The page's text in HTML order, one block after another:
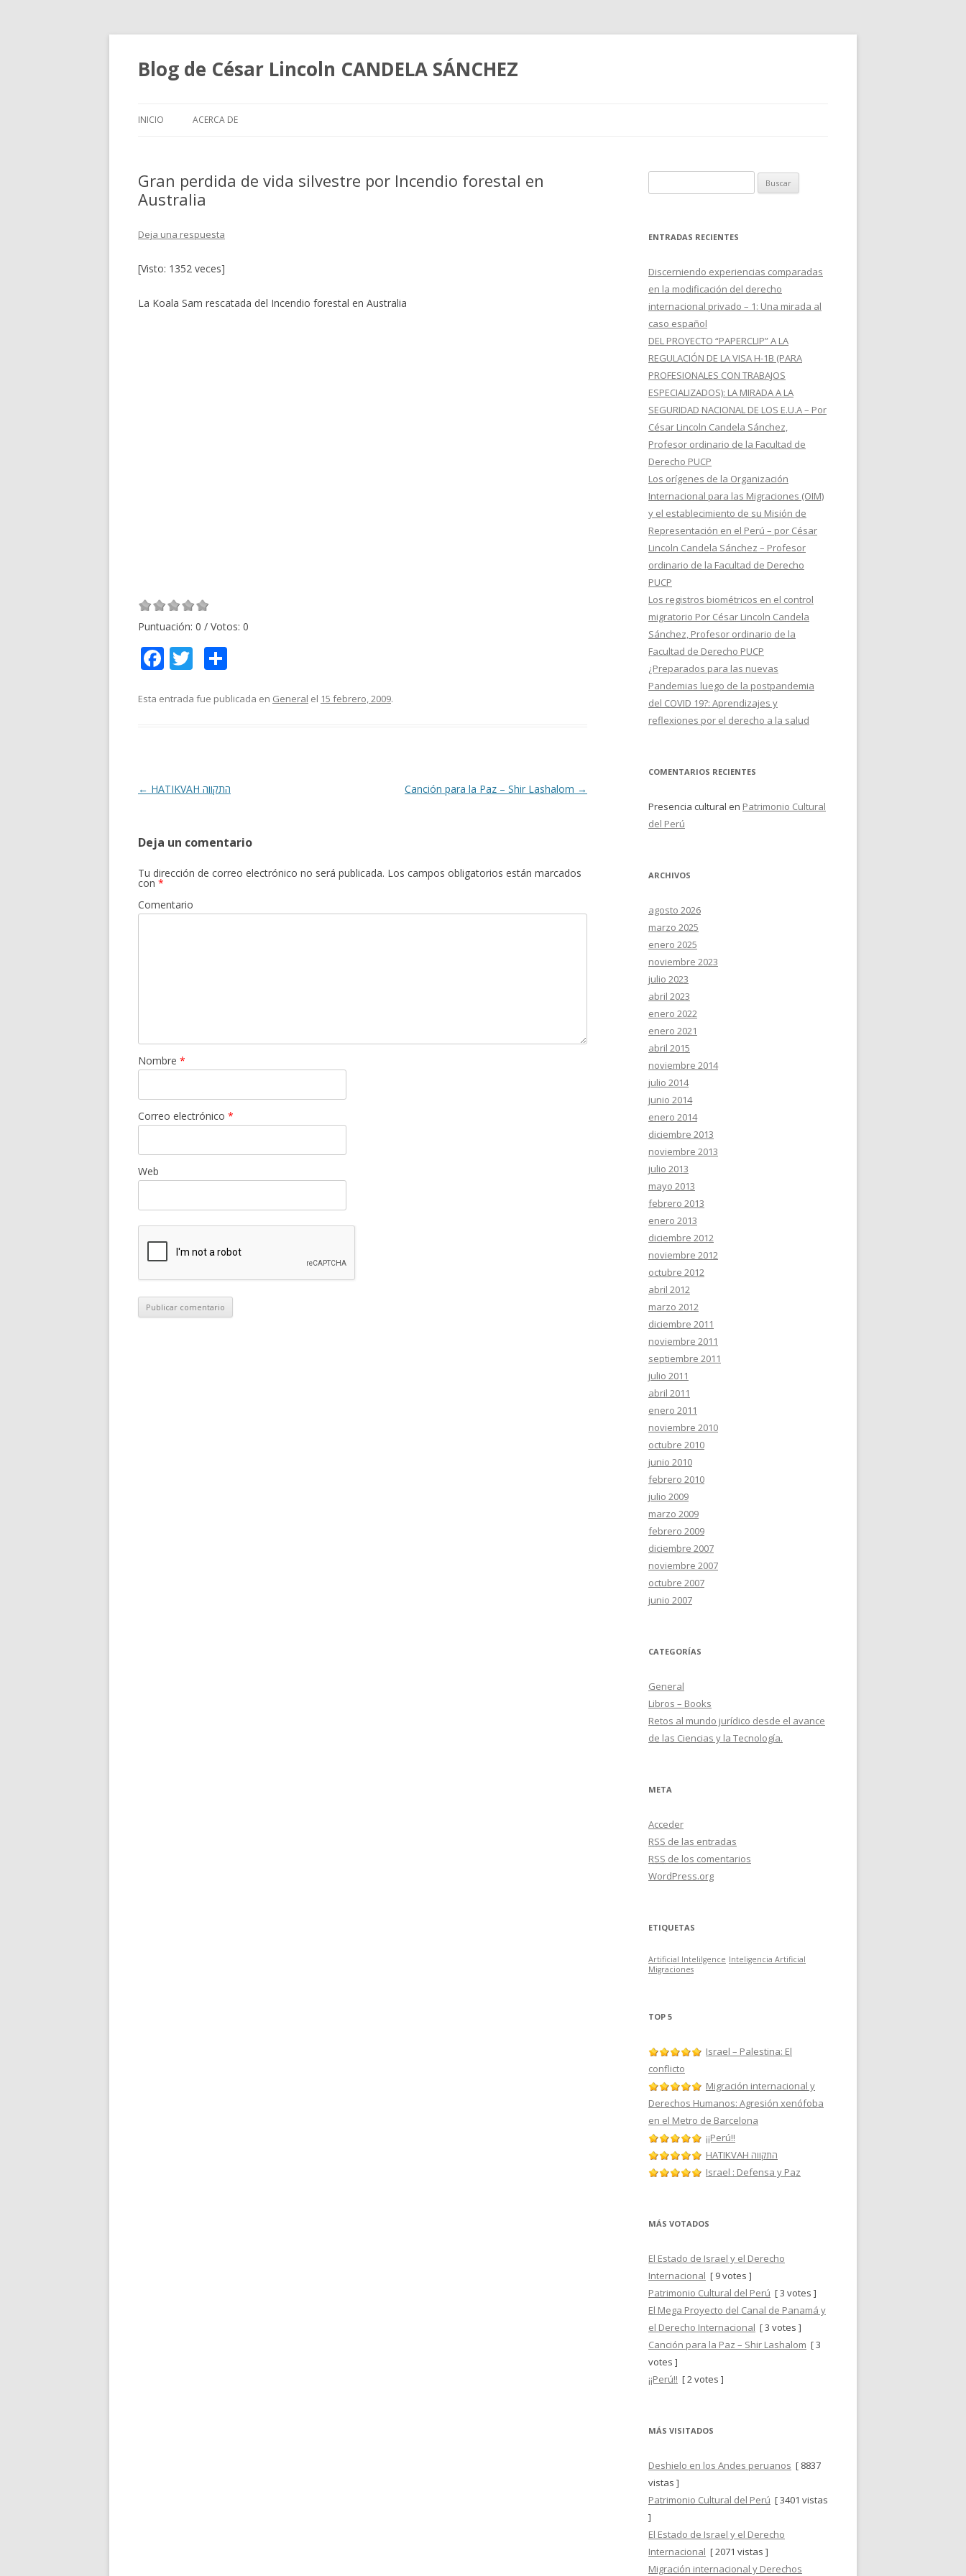
Blog de César Lincoln CANDELA SÁNCHEZ
INICIO ACERCA DE
Gran perdida de vida silvestre por Incendio forestal en
Australia
Deja una respuesta
[Visto: 1352 veces]
La Koala Sam rescatada del Incendio forestal en Australia
Puntuación: 0 / Votos: 0
F
e
k
T
itt m
r
Esta entrada fue publicada en General el 15 febrero, 2009.
Navegación
← HATIKVAH התקווה Canción para la Paz – Shir Lashalom →
Deja un comentario
Tu dirección de correo electrónico no será publicada. Los campos obligatorios están marcados
con *
Comentario
Nombre *
Correo electrónico *
Web
u
c
r
ENTRADAS RECIENTES
Discerniendo experiencias comparadas
en la modificación del derecho
internacional privado – 1: Una mirada al
caso español
DEL PROYECTO “PAPERCLIP” A LA
REGULACIÓN DE LA VISA H-1B (PARA
PROFESIONALES CON TRABAJOS
ESPECIALIZADOS): LA MIRADA A LA
SEGURIDAD NACIONAL DE LOS E.U.A – Por
César Lincoln Candela Sánchez,
Profesor ordinario de la Facultad de
Derecho PUCP
Los orígenes de la Organización
Internacional para las Migraciones (OIM)
y el establecimiento de su Misión de
Representación en el Perú – por César
Lincoln Candela Sánchez – Profesor
ordinario de la Facultad de Derecho
PUCP
Los registros biométricos en el control
migratorio Por César Lincoln Candela
Sánchez, Profesor ordinario de la
Facultad de Derecho PUCP
¿Preparados para las nuevas
Pandemias luego de la postpandemia
del COVID 19?: Aprendizajes y
reflexiones por el derecho a la salud
COMENTARIOS RECIENTES
Presencia cultural en Patrimonio Cultural
del Perú
ARCHIVOS
agosto 2026
marzo 2025
enero 2025
noviembre 2023
julio 2023
abril 2023
enero 2022
enero 2021
abril 2015
noviembre 2014
julio 2014
junio 2014
enero 2014
diciembre 2013
noviembre 2013
julio 2013
mayo 2013
febrero 2013
enero 2013
diciembre 2012
noviembre 2012
octubre 2012
abril 2012
marzo 2012
diciembre 2011
noviembre 2011
septiembre 2011
julio 2011
abril 2011
enero 2011
noviembre 2010
octubre 2010
junio 2010
febrero 2010
julio 2009
marzo 2009
febrero 2009
diciembre 2007
noviembre 2007
octubre 2007
junio 2007
CATEGORÍAS
General
Libros – Books
Retos al mundo jurídico desde el avance
de las Ciencias y la Tecnología.
META
Acceder
RSS de las entradas
RSS de los comentarios
WordPress.org
ETIQUETAS
Artificial Intelilgence Inteligencia Artificial
Migraciones
TOP 5
Israel – Palestina: El
conflicto
Migración internacional y
Derechos Humanos: Agresión xenófoba
en el Metro de Barcelona
¡¡Perú!!
HATIKVAH התקווה
Israel : Defensa y Paz
MÁS VOTADOS
El Estado de Israel y el Derecho
Internacional [ 9 votes ]
Patrimonio Cultural del Perú [ 3 votes ]
El Mega Proyecto del Canal de Panamá y
el Derecho Internacional [ 3 votes ]
Canción para la Paz – Shir Lashalom [ 3
votes ]
¡¡Perú!! [ 2 votes ]
MÁS VISITADOS
Deshielo en los Andes peruanos [ 8837
vistas ]
Patrimonio Cultural del Perú [ 3401 vistas
]
El Estado de Israel y el Derecho
Internacional [ 2071 vistas ]
Migración internacional y Derechos